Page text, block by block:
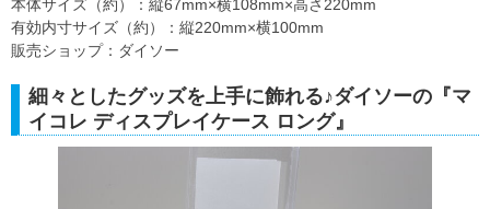
本体サイズ（約）：縦67mm×横108mm×高さ220mm
有効内寸サイズ（約）：縦220mm×横100mm
販売ショップ：ダイソー
細々としたグッズを上手に飾れる♪ダイソーの『マ
イコレ ディスプレイケース ロング』